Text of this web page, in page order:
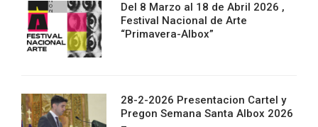
Del 8 Marzo al 18 de Abril 2026 ,
Festival Nacional de Arte
“Primavera-Albox”
28-2-2026 Presentacion Cartel y
Pregon Semana Santa Albox 2026